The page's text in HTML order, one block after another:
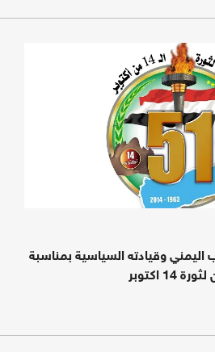
اليمني وقيادته السياسية بمناسبة
اكتوبر